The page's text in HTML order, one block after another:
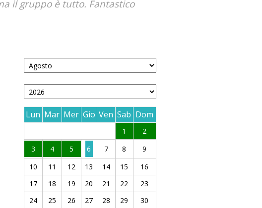
il gruppo è tutto. Fantastico
Lun Mar Mer Gio Ven Sab Dom
1
2
3
4 5 6 7 8
9
10
11 12 13 14 15
16
17
18 19 20 21 22
23
24
25 26 27 28 29
30